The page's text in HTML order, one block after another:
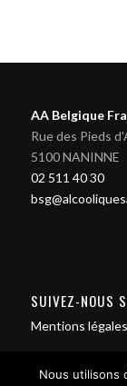
AA Belgique
Rue des Pieds
5100 NANINNE
02 511 40 30
SUIVEZ-NOUS
Mentions légales
Nous utilisons